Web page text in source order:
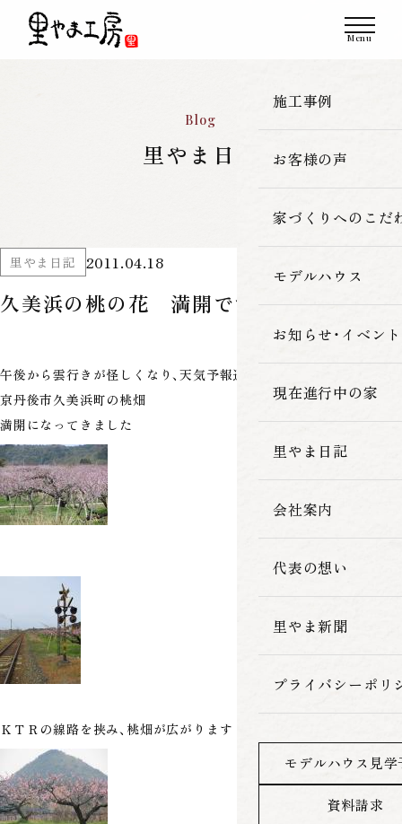
施工事例
一覧
新築
改築・リフォーム
お客様の声
家づくりへのこだ
里やま工房の家
素材へのこだわ
暮らしの性能
モデルハウス
お知らせ・イベント
現在進行中の家
里やま日記
会社案内
代表の想い
里やま新聞
プライバシーポリ
モデルハウス見学
資料請求
Blog
里やま日記
里やま日記 2011.04.18
久美浜の桃の花 満開です！
午後から雲行きが怪しくなり、天気予報通り雨です
京丹後市久美浜町の桃畑
満開になってきました
ＫＴＲの線路を挟み、桃畑が広がります